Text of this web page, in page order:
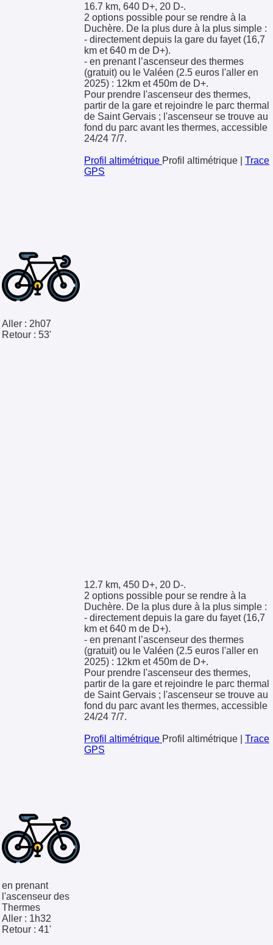
Aller : 2h07
Retour : 53'
16.7 km, 640 D+, 20 D-.
2 options possible pour se rendre à la
Duchère. De la plus dure à la plus simple :
- directement depuis la gare du fayet (16,7
km et 640 m de D+).
- en prenant l’ascenseur des thermes
(gratuit) ou le Valéen (2.5 euros l'aller en
2025) : 12km et 450m de D+.
Pour prendre l'ascenseur des thermes,
partir de la gare et rejoindre le parc thermal
de Saint Gervais ; l'ascenseur se trouve au
fond du parc avant les thermes, accessible
24/24 7/7.
Profil altimétrique Profil altimétrique
Trace
GPS
en prenant
l'ascenseur des
Thermes
Aller : 1h32
Retour : 41'
12.7 km, 450 D+, 20 D-.
2 options possible pour se rendre à la
Duchère. De la plus dure à la plus simple :
- directement depuis la gare du fayet (16,7
km et 640 m de D+).
- en prenant l’ascenseur des thermes
(gratuit) ou le Valéen (2.5 euros l'aller en
2025) : 12km et 450m de D+.
Pour prendre l'ascenseur des thermes,
partir de la gare et rejoindre le parc thermal
de Saint Gervais ; l'ascenseur se trouve au
fond du parc avant les thermes, accessible
24/24 7/7.
Profil altimétrique Profil altimétrique
Trace
GPS